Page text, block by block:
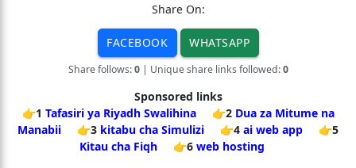
Share On:
FACEBOOK WHATSAPP
Share follows:0| Unique share links followed:0
Sponsored links
👉1 Tafasiri ya Riyadh Swalihina 👉2 Dua za Mitume na
Manabii
👉3 kitabu cha Simulizi 👉4 ai web app
👉5
Kitau cha Fiqh
👉6 web hosting